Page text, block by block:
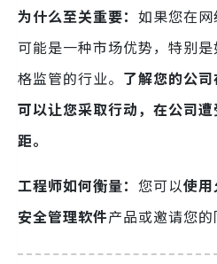
为什么至关重要： 如果您在
可能是一种市场优势，特别
格监管的行业。 了解您的公
可以让您采取行动，在公司
距。
工程师如何衡量： 您可以使
安全管理软件产品或邀请您的